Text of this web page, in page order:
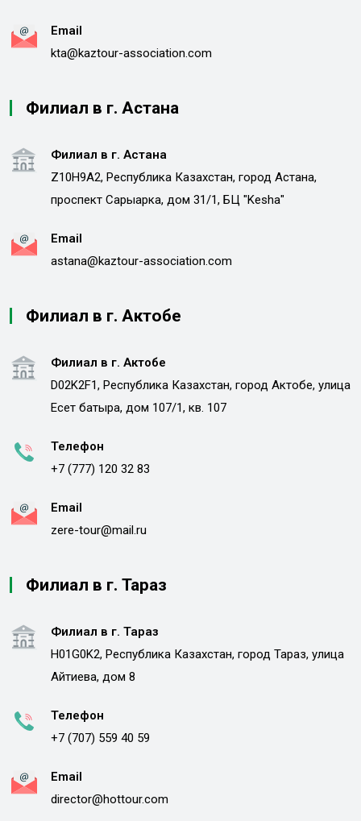
Email
kta@kaztour-association.com
Филиал в г. Астана
Филиал в г. Астана
Z10H9A2, Республика Казахстан, город Астана,
проспект Сарыарка, дом 31/1, БЦ "Kesha"
Email
astana@kaztour-association.com
Филиал в г. Актобе
Филиал в г. Актобе
D02K2F1, Республика Казахстан, город Актобе, улица
Есет батыра, дом 107/1, кв. 107
Телефон
+7 (777) 120 32 83
Email
zere-tour@mail.ru
Филиал в г. Тараз
Филиал в г. Тараз
H01G0K2, Республика Казахстан, город Тараз, улица
Айтиева, дом 8
Телефон
+7 (707) 559 40 59
Email
director@hottour.com